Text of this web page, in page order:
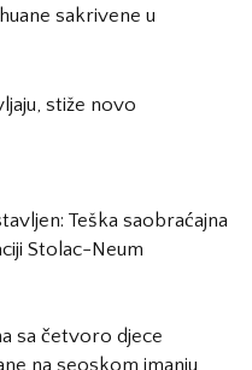
sakrivene u
stiže novo
Teška saobraćajna
Stolac-Neum
sa četvoro djece